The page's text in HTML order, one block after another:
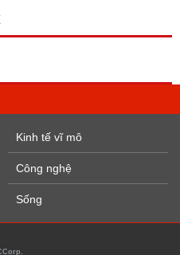
Kinh tế vĩ mô
Công nghệ
Sống